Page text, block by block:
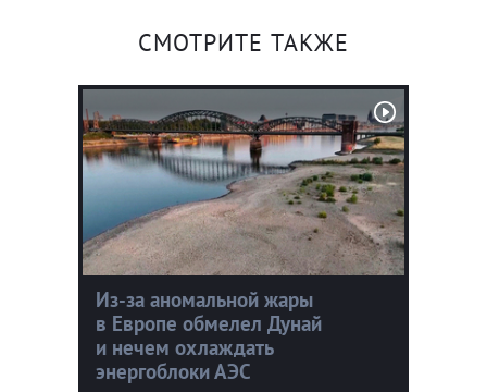
СМОТРИТЕ ТАКЖЕ
Из-за аномальной жары
в Европе обмелел Дунай
и нечем охлаждать
энергоблоки АЭС